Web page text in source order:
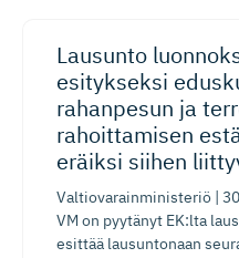
Lausunto
esitykseksi
rahanpesun ja
rahoittamisen
eräiksi siihen
Valtiovarainministeriö |
VM on pyytänyt EK:lta
esittää lausuntonaan